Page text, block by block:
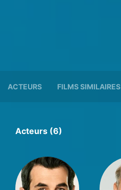
ACTEURS FILMS SIMILAIRES
Acteurs (6)